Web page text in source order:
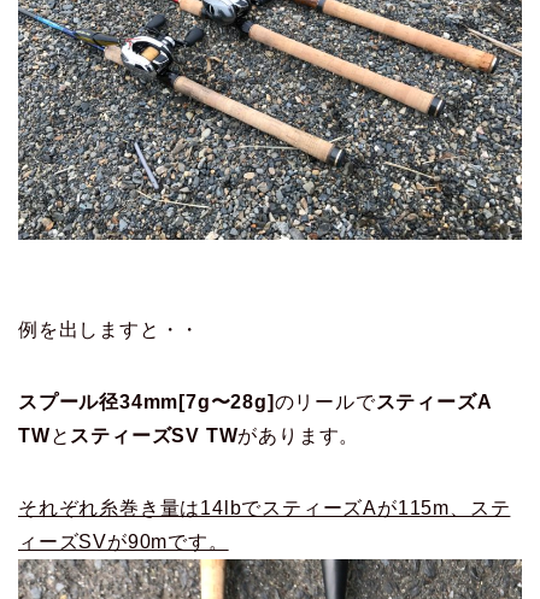
例を出しますと・・
スプール径34mm[7g〜28g]のリールでスティーズA
TWと スティーズSV TWがあります。
それぞれ糸巻き量は14lbでスティーズAが115m、ステ
ィーズSVが90mです。